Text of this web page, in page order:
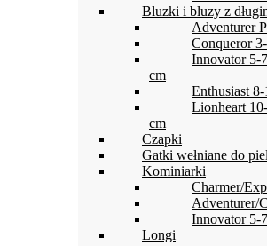
Bluzki i bluzy z
Adventurer
Conqueror
Innovator 5-
cm
Enthusiast
Lionheart
cm
Czapki
Gatki wełniane do
Kominiarki
Charmer/
Adventurer/
Innovator 5-
Longi